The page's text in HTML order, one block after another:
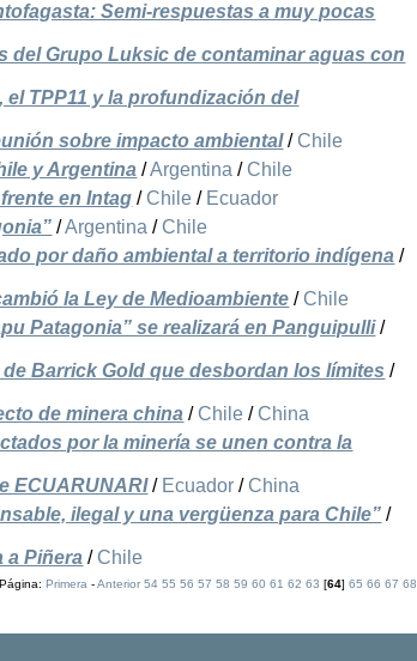
Semi-respuestas a muy pocas
del Grupo Luksic de contaminar aguas con
TPP11 y la profundización del
sobre impacto ambiental/ Chile
y Argentina /Argentina / Chile
en Intag / Chile / Ecuador
/Argentina / Chile
por daño ambiental a territorio indígena /
la Ley de Medioambiente / Chile
Patagonia” se realizará en Panguipulli/
Barrick Gold que desbordan los límites /
de minera china / Chile / China
por la minería se unen contra la
ECUARUNARI/ Ecuador / China
ilegal y una vergüenza para Chile” /
a Piñera / Chile
Página: Primera-Anterior 54 55 56 57 58 59 60 61 62 63 [64] 65 66 67 68